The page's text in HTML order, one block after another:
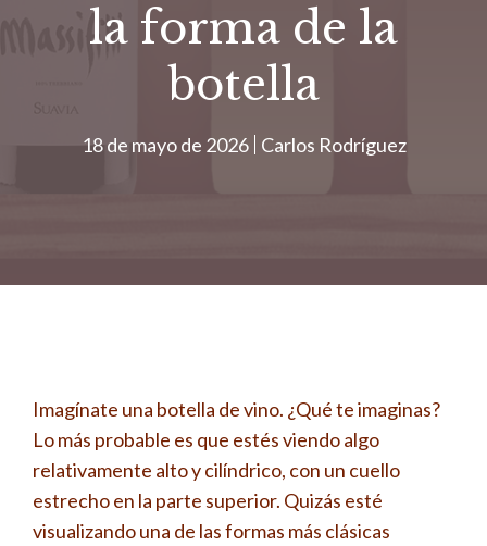
la forma de la
botella
18 de mayo de 2026 Carlos Rodríguez
Imagínate una botella de vino. ¿Qué te imaginas?
Lo más probable es que estés viendo algo
relativamente alto y cilíndrico, con un cuello
estrecho en la parte superior. Quizás esté
visualizando una de las formas más clásicas